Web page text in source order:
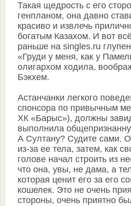
Такая щедрость с его
генпланом, она давно
красиво и извлечь
богатым Казахом. И вот
раньше на singles.ru
«Груди у меня, как у
олигархом ходила,
Бэкхем.
Астанчанки легкого
спонсора по привычным
ХК «Барыс»), должны
выполнила
А Султану? Судите сами.
из-за ее тела, затем, как
голове начал строить из
что она, увы, не дама, а
которая ценит его за его
кошелек. Это не очень
стороны, очень приятно